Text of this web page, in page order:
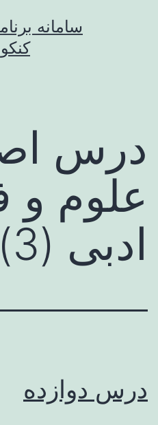
سامانه
درس
علوم و
ادبی (3)
درس دوازده